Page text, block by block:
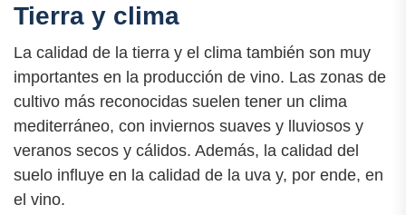
Tierra y clima
La calidad de la tierra y el clima también son muy
importantes en la producción de vino. Las zonas de
cultivo más reconocidas suelen tener un clima
mediterráneo, con inviernos suaves y lluviosos y
veranos secos y cálidos. Además, la calidad del
suelo influye en la calidad de la uva y, por ende, en
el vino.